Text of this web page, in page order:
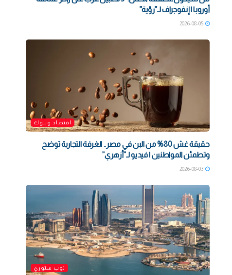
أوروبا | إنفوجراف لـ”رؤية”
2026-08-05
اقتصاد وبنوك
حقيقة غش 80% من البن في مصر.. الغرفة التجارية توضح
وتطمئن المواطنين | فيديو لـ”أزهري”
2026-08-03
توب ستوري